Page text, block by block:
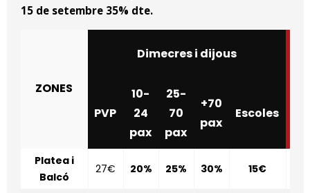
15 de setembre 35% dte.
ZONES
Dimecres i dijous
PVP
10-
24
pax
25-
70
pax
+70
pax
Escoles
Platea i
Balcó
27€ 20% 25% 30% 15€